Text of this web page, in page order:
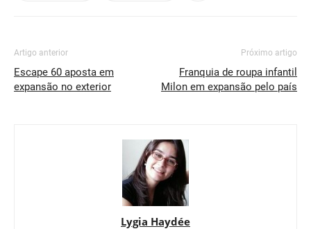
Artigo anterior
Escape 60 aposta em
expansão no exterior
Próximo artigo
Franquia de roupa infantil
Milon em expansão pelo país
Lygia Haydée